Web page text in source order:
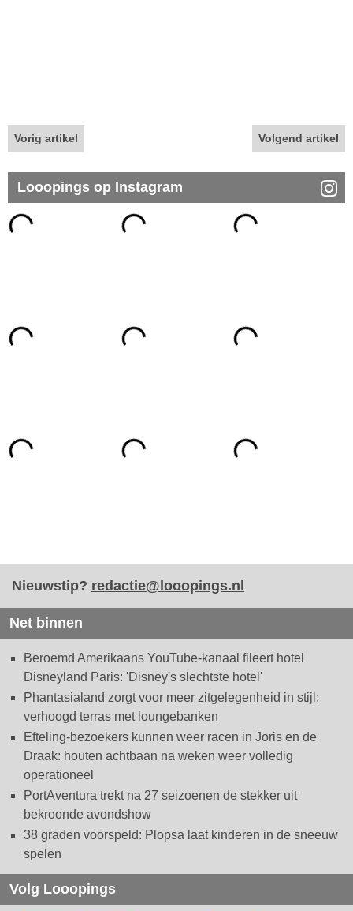
Vorig artikel Volgend artikel
Looopings op Instagram
Nieuwstip? redactie@looopings.nl
Net binnen
Beroemd Amerikaans YouTube-kanaal fileert hotel
Disneyland Paris: 'Disney's slechtste hotel'
Phantasialand zorgt voor meer zitgelegenheid in stijl:
verhoogd terras met loungebanken
Efteling-bezoekers kunnen weer racen in Joris en de
Draak: houten achtbaan na weken weer volledig
operationeel
PortAventura trekt na 27 seizoenen de stekker uit
bekroonde avondshow
38 graden voorspeld: Plopsa laat kinderen in de sneeuw
spelen
Volg Looopings